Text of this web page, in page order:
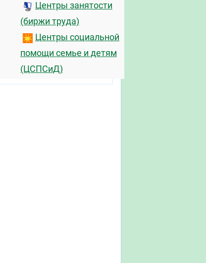
Центры занятости
(биржи труда)
Центры социальной
помощи семье и детям
(ЦСПСиД)